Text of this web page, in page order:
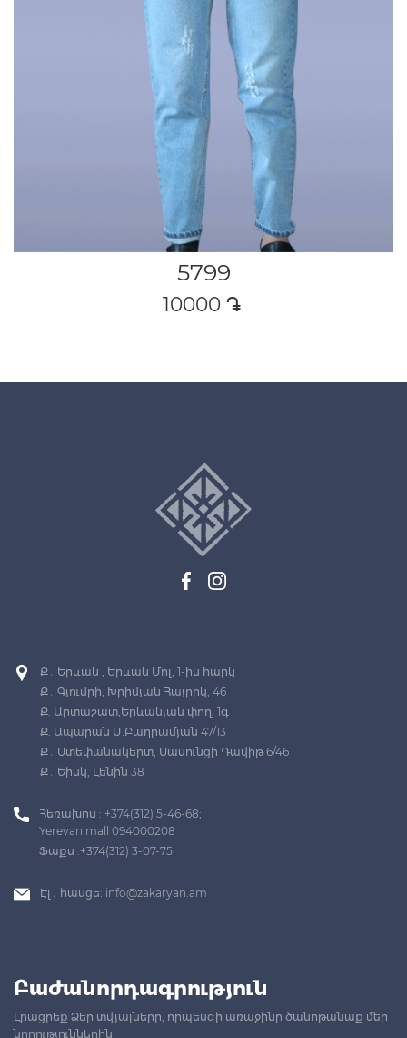
5799
10000 դր․
Ք․ Երևան , Երևան Մոլ, 1-ին հարկ
Ք․ Գյումրի, Խրիմյան Հայրիկ, 46
Ք. Արտաշատ,Երևանյան փող. 1գ
Ք. Ապարան Մ.Բաղրամյան 47/13
Ք․ Ստեփանակերտ, Սասունցի Դավիթ 6/46
Ք․ Եիսկ, Լենին 38
Հեռախոս : +374(312) 5-46-68;
Yerevan mall 094000208
Ֆաքս :+374(312) 3-07-75
Էլ․ հասցե: info@zakaryan.am
Բաժանորդագրություն
Լրացրեք Ձեր տվյալները, որպեսզի առաջինը ծանոթանաք մեր
նորություններին